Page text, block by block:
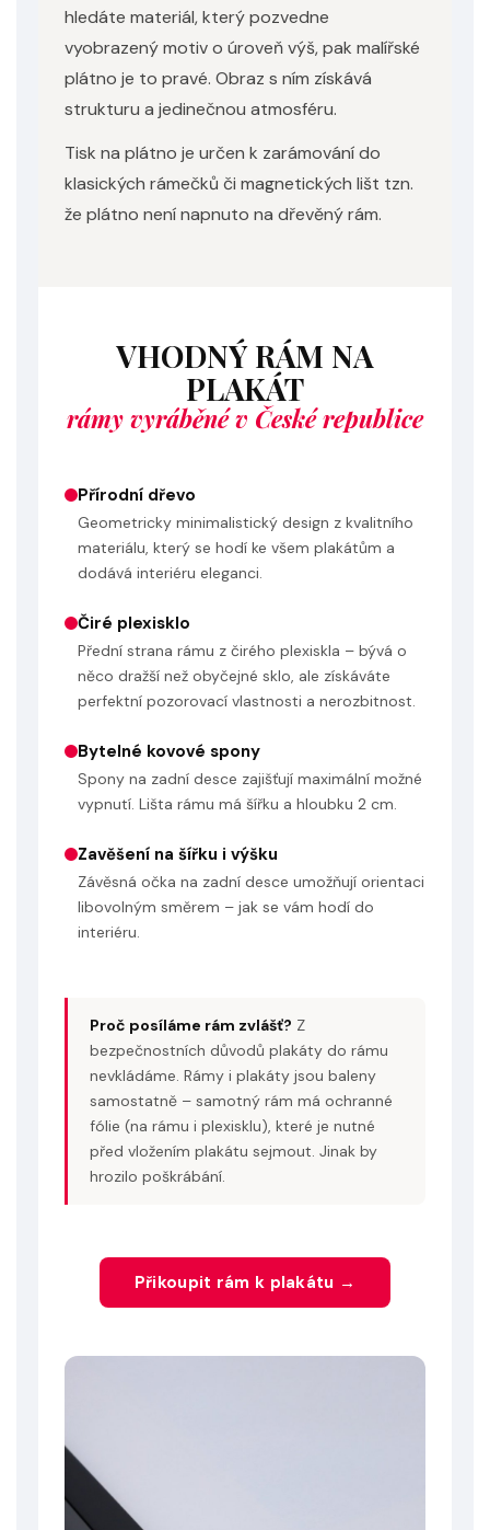
hledáte materiál, který pozvedne
vyobrazený motiv o úroveň výš, pak malířské
plátno je to pravé. Obraz s ním získává
strukturu a jedinečnou atmosféru.
Tisk na plátno je určen k zarámování do
klasických rámečků či magnetických lišt tzn.
že plátno není napnuto na dřevěný rám.
VHODNÝ RÁM NA
PLAKÁT
rámy vyráběné v České republice
Přírodní dřevo
Geometricky minimalistický design z kvalitního
materiálu, který se hodí ke všem plakátům a
dodává interiéru eleganci.
Čiré plexisklo
Přední strana rámu z čirého plexiskla – bývá o
něco dražší než obyčejné sklo, ale získáváte
perfektní pozorovací vlastnosti a nerozbitnost.
Bytelné kovové spony
Spony na zadní desce zajišťují maximální možné
vypnutí. Lišta rámu má šířku a hloubku 2 cm.
Zavěšení na šířku i výšku
Závěsná očka na zadní desce umožňují orientaci
libovolným směrem – jak se vám hodí do
interiéru.
Proč posíláme rám zvlášť? Z
bezpečnostních důvodů plakáty do rámu
nevkládáme. Rámy i plakáty jsou baleny
samostatně – samotný rám má ochranné
fólie (na rámu i plexisklu), které je nutné
před vložením plakátu sejmout. Jinak by
hrozilo poškrábání.
Přikoupit rám k plakátu →